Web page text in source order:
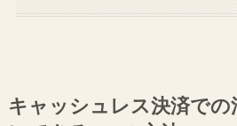
キャッシュレス決済での